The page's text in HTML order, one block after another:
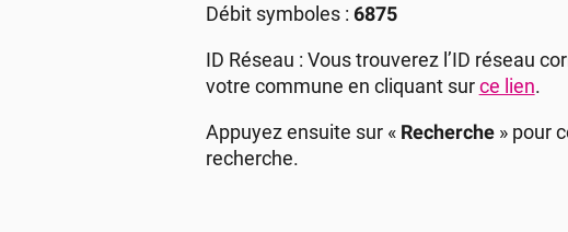
Débit symboles : 6875
ID Réseau : Vous trouverez l’ID réseau
votre commune en cliquant surce lien.
Appuyez ensuite sur « Recherche » pour
recherche.